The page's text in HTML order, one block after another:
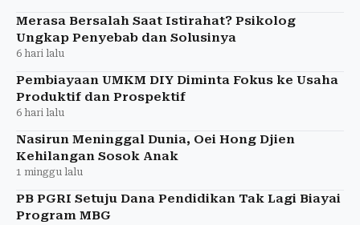
Merasa Bersalah Saat Istirahat? Psikolog
Ungkap Penyebab dan Solusinya
6 hari lalu
Pembiayaan UMKM DIY Diminta Fokus ke Usaha
Produktif dan Prospektif
6 hari lalu
Nasirun Meninggal Dunia, Oei Hong Djien
Kehilangan Sosok Anak
1 minggu lalu
PB PGRI Setuju Dana Pendidikan Tak Lagi Biayai
Program MBG